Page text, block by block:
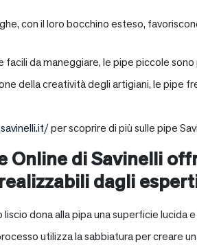
con il loro bocchino esteso,
facili da maneggiare, le pipe piccole
della creatività degli artigiani, le pipe
per scoprire di più sulle pipe
Online di Savinelli
dagli
liscio dona alla pipa una superficie
utilizza la sabbiatura per creare